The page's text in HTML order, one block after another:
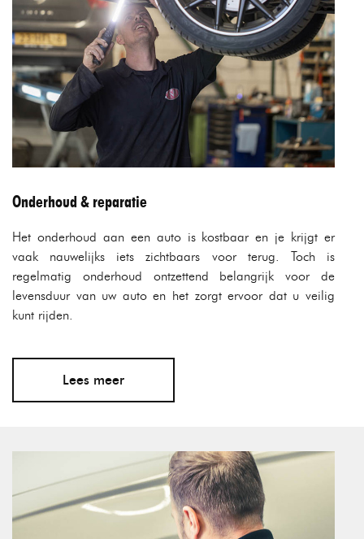
Onderhoud & reparatie
Het onderhoud aan een auto is kostbaar en je krijgt er
vaak nauwelijks iets zichtbaars voor terug. Toch is
regelmatig onderhoud ontzettend belangrijk voor de
levensduur van uw auto en het zorgt ervoor dat u veilig
kunt rijden.
Lees meer